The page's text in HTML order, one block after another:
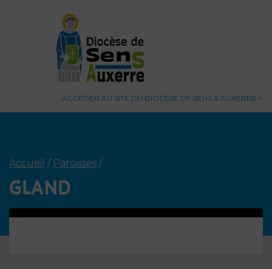
ACCÉDER AU SITE DU DIOCÈSE DE SENS & AUXERRE
Accueil / Paroisses /
GLAND